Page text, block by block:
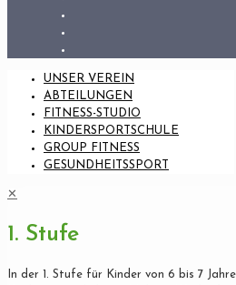
UNSER VEREIN
ABTEILUNGEN
FITNESS-STUDIO
KINDERSPORTSCHULE
GROUP FITNESS
GESUNDHEITSSPORT
✕
1. Stufe
In der 1. Stufe für Kinder von 6 bis 7